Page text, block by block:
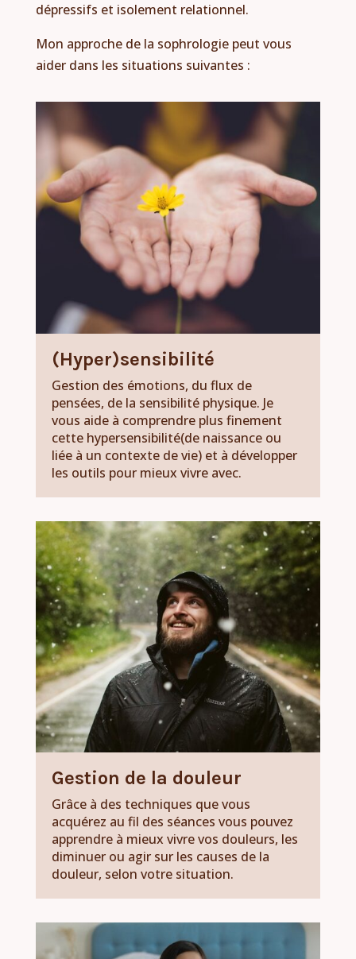
dépressifs et isolement relationnel.
Mon approche de la sophrologie peut vous
aider dans les situations suivantes :
(Hyper)sensibilité
Gestion des émotions, du flux de
pensées, de la sensibilité physique. Je
vous aide à comprendre plus finement
cette hypersensibilité(de naissance ou
liée à un contexte de vie) et à développer
les outils pour mieux vivre avec.
Gestion de la douleur
Grâce à des techniques que vous
acquérez au fil des séances vous pouvez
apprendre à mieux vivre vos douleurs, les
diminuer ou agir sur les causes de la
douleur, selon votre situation.